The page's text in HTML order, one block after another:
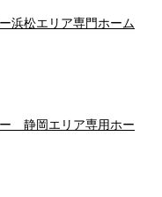
浜松エリア専門ホーム
静岡エリア専用ホー